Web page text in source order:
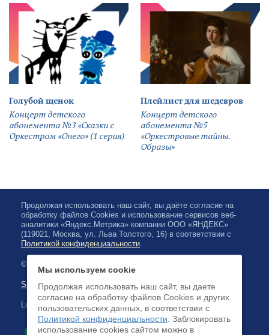
Голубой щенок
Концерт детского
абонемента №3 «Сказки с
Оркестром «Онего» (1 серия)
Плейлист для шедевров
Концерт детского
абонемента №5
«Оркестровые тайны.
Образы»
Продолжая использовать наш сайт, вы даёте согласие на
обработку файлов Cookies и использование сервисов веб-
аналитики «Яндекс.Метрика» компании ООО «ЯНДЕКС»
(119021, Москва, ул. Льва Толстого, 16) в соответствии с
Политикой конфиденциальности.
© 2026, Karjalan valtionfilharmonia
Sivuston kartta
Luottokortilla maksaminen on saatavilla
Мы используем cookie
Продолжая использовать наш сайт, вы даете
согласие на обработку файлов Cookies и других
пользовательских данных, в соответствии с
Политикой конфиденциальности . Заблокировать
использование cookies сайтом можно в